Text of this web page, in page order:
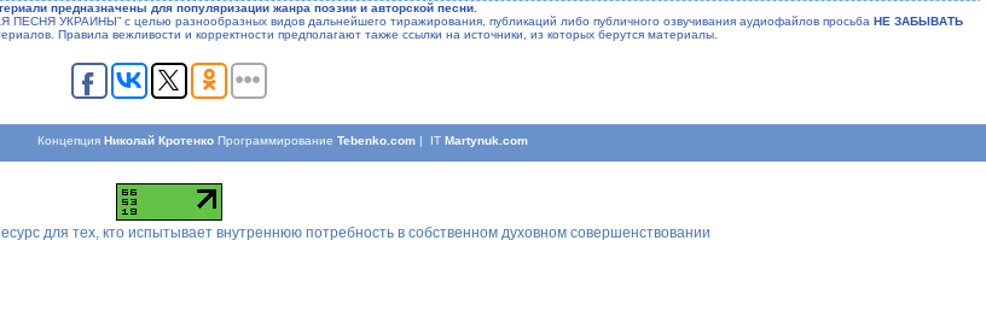
предназначены для популяризации жанра поэзии и авторской песни.
УКРАИНЫ” с целью разнообразных видов дальнейшего тиражирования, публикаций либо публичного озвучивания аудиофайлов просьба НЕ ЗАБЫВАТЬ
Правила вежливости и корректности предполагают также ссылки на источники, из которых берутся материалы.
КонцепцияНиколай Кротенко ПрограммированиеTebenko.com | ITMartynuk.com
для тех, кто испытывает внутреннюю потребность в собственном духовном совершенствовании